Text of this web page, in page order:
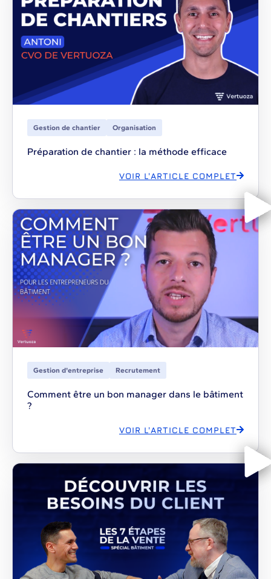
Gestion de chantier Organisation
Préparation de chantier : la méthode efficace
VOIR L'ARTICLE COMPLET
Gestion d'entreprise Recrutement
Comment être un bon manager dans le bâtiment
?
VOIR L'ARTICLE COMPLET